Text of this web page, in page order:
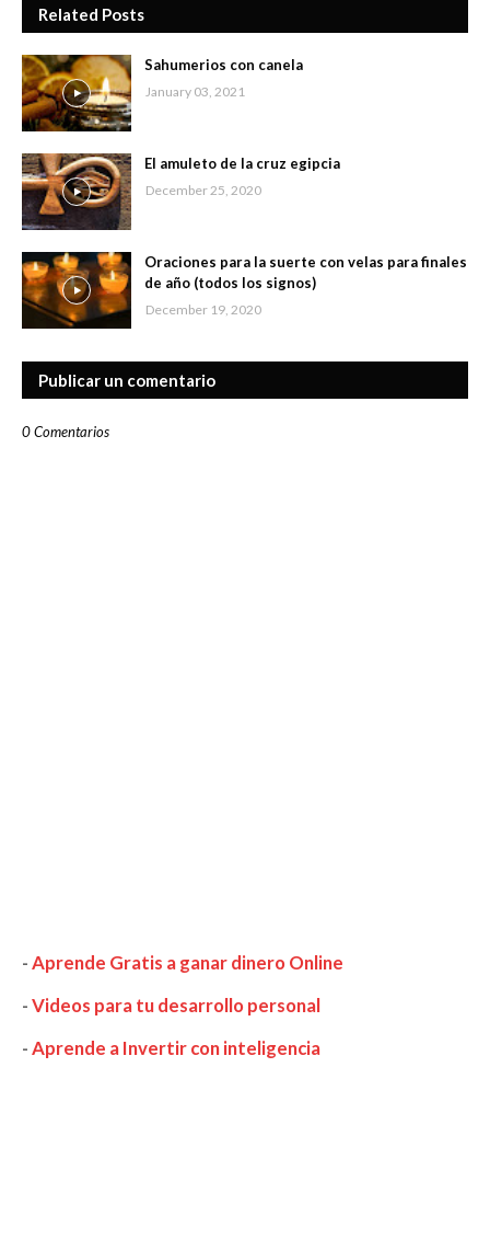
Related Posts
Sahumerios con canela
January 03, 2021
El amuleto de la cruz egipcia
December 25, 2020
Oraciones para la suerte con velas para finales
de año (todos los signos)
December 19, 2020
Publicar un comentario
0 Comentarios
-Aprende Gratis a ganar dinero Online
-Videos para tu desarrollo personal
-Aprende a Invertir con inteligencia